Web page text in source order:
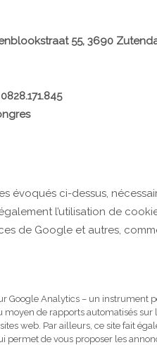
55, 3690
évoqués ci-dessus,
l’utilisation de
de Google et autres,
Google Analytics – un instrument
moyen de rapports automatisés sur
web. Par ailleurs, ce site fait
permet de vous proposer les